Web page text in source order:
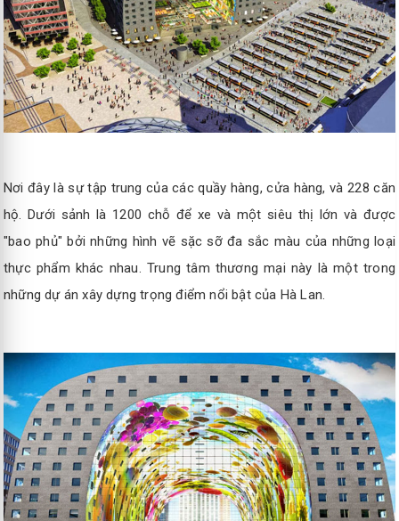
Nơi đây là sự tập trung của các quầy hàng, cửa hàng, và 228 căn
hộ. Dưới sảnh là 1200 chỗ để xe và một siêu thị lớn và được
"bao phủ" bởi những hình vẽ sặc sỡ đa sắc màu của những loại
thực phẩm khác nhau. Trung tâm thương mại này là một trong
những dự án xây dựng trọng điểm nổi bật của Hà Lan.